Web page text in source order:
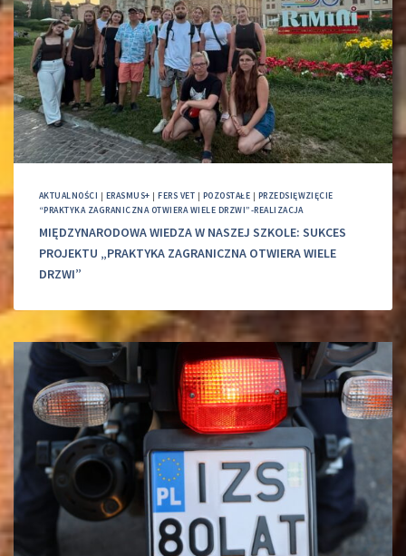
AKTUALNOŚCI | ERASMUS+ |FERS VET | POZOSTAŁE | PRZEDSIĘWZIĘCIE
“PRAKTYKA ZAGRANICZNA OTWIERA WIELE DRZWI”-REALIZACJA
MIĘDZYNARODOWA WIEDZA W NASZEJ SZKOLE: SUKCES
PROJEKTU „PRAKTYKA ZAGRANICZNA OTWIERA WIELE
DRZWI”